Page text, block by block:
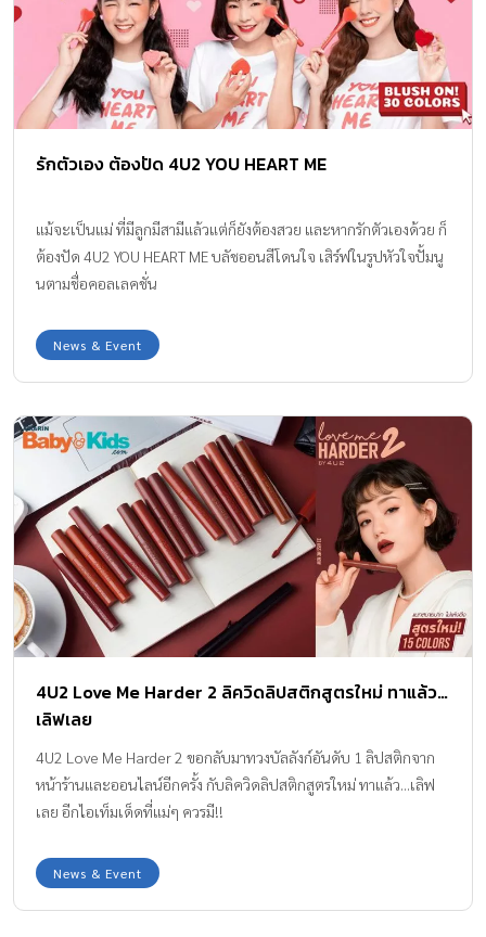
รักตัวเอง ต้องปัด 4U2 YOU HEART ME
แม้จะเป็นแม่ ที่มีลูกมีสามีแล้วแต่ก็ยังต้องสวย และหากรักตัวเองด้วย ก็
ต้องปัด 4U2 YOU HEART ME บลัชออนสีโดนใจ เสิร์ฟในรูปหัวใจปั้มนู
นตามชื่อคอลเลคชั่น
News & Event
4U2 Love Me Harder 2 ลิควิดลิปสติกสูตรใหม่ ทาแล้ว…
เลิฟเลย
4U2 Love Me Harder 2 ขอกลับมาทวงบัลลังก์อันดับ 1 ลิปสติกจาก
หน้าร้านและออนไลน์อีกครั้ง กับลิควิดลิปสติกสูตรใหม่ ทาแล้ว...เลิฟ
เลย อีกไอเท็มเด็ดที่แม่ๆ ควรมี!!
News & Event